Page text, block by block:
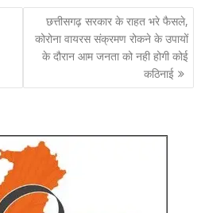
छत्तीसगढ़ सरकार के राहत भरे फैसले,
कोरोना वायरस संक्रमण रोकने के उपायों
के दौरान आम जनता को नही होगी कोई
कठिनाई